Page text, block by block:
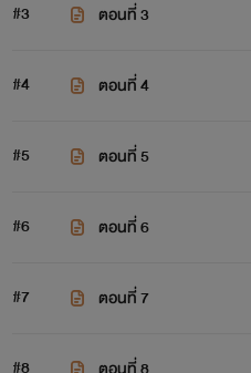
#3 ตอนที่ 3
#4 ตอนที่ 4
#5 ตอนที่ 5
#6 ตอนที่ 6
#7 ตอนที่ 7